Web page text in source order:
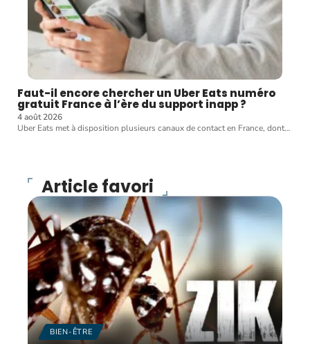
Faut-il encore chercher un Uber Eats numéro
gratuit France à l’ère du support inapp ?
4 août 2026
Uber Eats met à disposition plusieurs canaux de contact en France, dont…
Article favori
BIEN-ÊTRE